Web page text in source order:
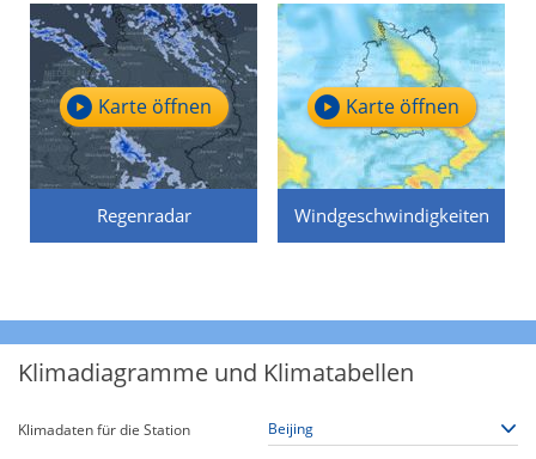
Regenradar
Karte öffnen
Windgeschwindigkeiten
Karte öffnen
Klimadiagramme und Klimatabellen
Klimadaten für die Station